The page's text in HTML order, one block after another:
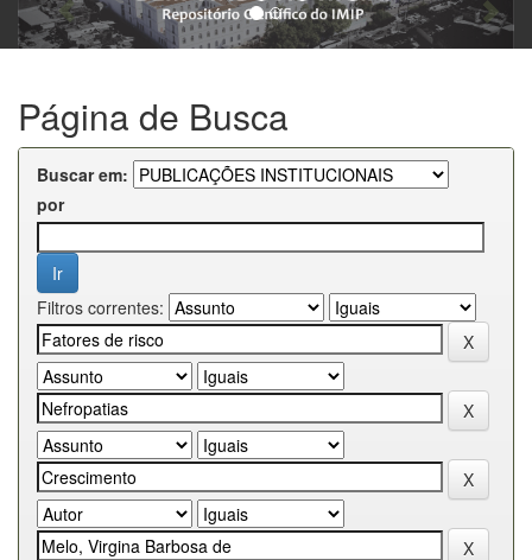
Página de Busca
Buscar em:
por
Filtros correntes: